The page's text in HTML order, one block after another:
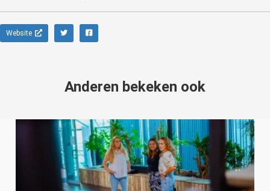
Website
Anderen bekeken ook